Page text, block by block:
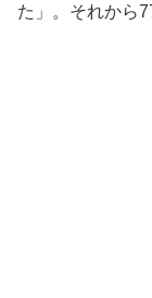
た」。それから